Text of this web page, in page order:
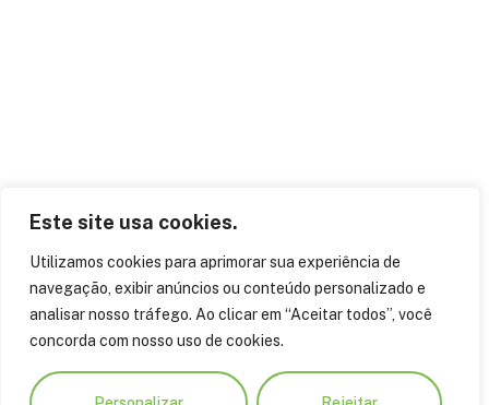
Este site usa cookies.
Utilizamos cookies para aprimorar sua experiência de
navegação, exibir anúncios ou conteúdo personalizado e
analisar nosso tráfego. Ao clicar em “Aceitar todos”, você
concorda com nosso uso de cookies.